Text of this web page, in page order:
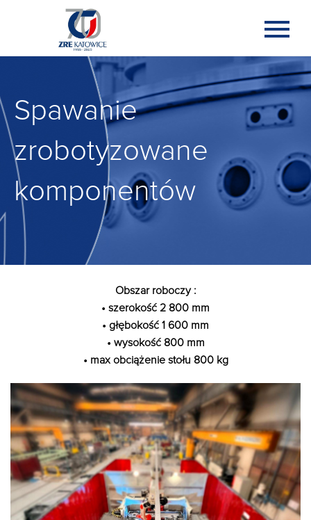
Spawanie
zrobotyzowane
komponentów
Obszar roboczy :
• szerokość 2 800 mm
• głębokość 1 600 mm
• wysokość 800 mm
• max obciążenie stołu 800 kg